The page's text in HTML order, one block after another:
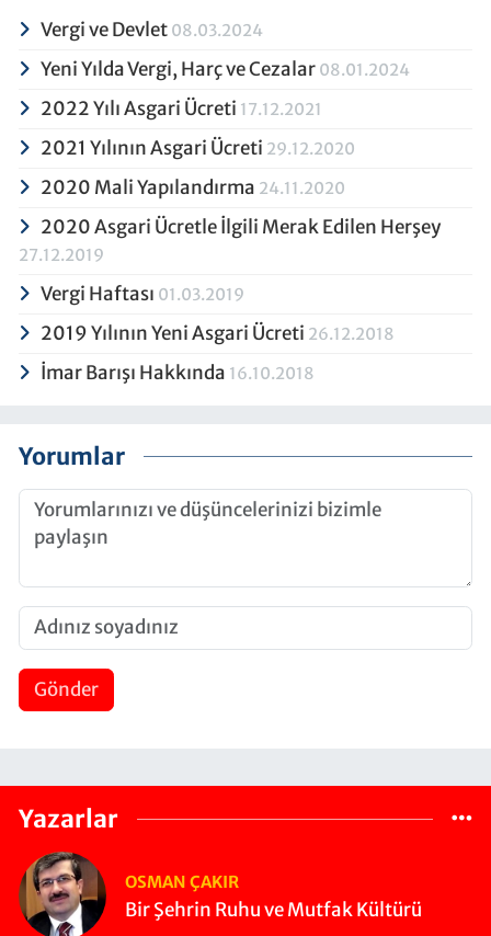
Vergi ve Devlet 08.03.2024
Yeni Yılda Vergi, Harç ve Cezalar 08.01.2024
2022 Yılı Asgari Ücreti 17.12.2021
2021 Yılının Asgari Ücreti 29.12.2020
2020 Mali Yapılandırma 24.11.2020
2020 Asgari Ücretle İlgili Merak Edilen Herşey
27.12.2019
Vergi Haftası 01.03.2019
2019 Yılının Yeni Asgari Ücreti 26.12.2018
İmar Barışı Hakkında 16.10.2018
Yorumlar
Gönder
Yazarlar
OSMAN ÇAKIR
Bir Şehrin Ruhu ve Mutfak Kültürü